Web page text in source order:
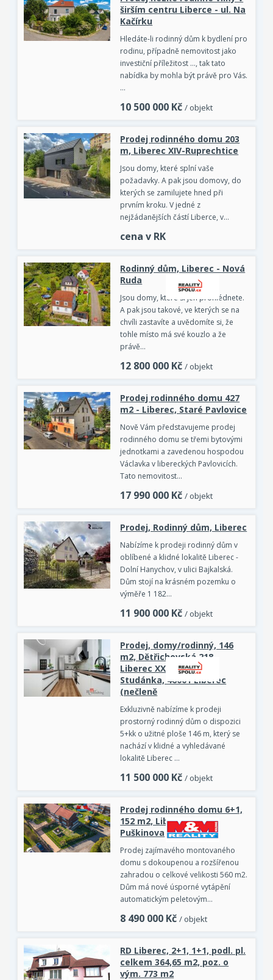
širším centru Liberce - ul. Na
Kačírku
Hledáte-li rodinný dům k bydlení pro
rodinu, případně nemovitost jako
investiční příležitost ..., tak tato
nabídka by mohla být právě pro Vás.
…
10 500 000 Kč / objekt
Prodej rodinného domu 203
m, Liberec XIV-Ruprechtice
Jsou domy, které splní vaše
požadavky. A pak jsou domovy, do
kterých se zamilujete hned při
prvním kroku. V jedné z
nejžádanějších částí Liberce, v…
cena v RK
Rodinný dům, Liberec - Nová
Ruda
Jsou domy, které si jen prohlédnete.
A pak jsou takové, ve kterých se na
chvíli zastavíte a uvědomíte si, že
tohle místo má své kouzlo a že
právě…
12 800 000 Kč / objekt
Prodej rodinného domu 427
m2 - Liberec, Staré Pavlovice
Nově Vám představujeme prodej
rodinného domu se třemi bytovými
jednotkami a zavedenou hospodou
Václavka v libereckých Pavlovicích.
Tato nemovitost…
17 990 000 Kč / objekt
Prodej, Rodinný dům, Liberec
Nabízíme k prodeji rodinný dům v
oblíbené a klidné lokalitě Liberec -
Dolní Hanychov, v ulici Bajkalská.
Dům stojí na krásném pozemku o
výměře 1 182…
11 900 000 Kč / objekt
Prodej, domy/rodinný, 146
m2, Dětřichovská 218,
Liberec XXXI-Krásná
Studánka, 46001 Liberec
(nečleně
Exkluzivně nabízíme k prodeji
prostorný rodinný dům o dispozici
5+kk o užitné ploše 146 m, který se
nachází v klidné a vyhledávané
lokalitě Liberec …
11 500 000 Kč / objekt
Prodej rodinného domu 6+1,
152 m2, Liberec, ul.
Puškinova
Prodej zajímavého montovaného
domu s dokoupenou a rozšířenou
zahradou o celkové velikosti 560 m2.
Dům má nové úsporné vytápění
automatickým peletovým…
8 490 000 Kč / objekt
RD Liberec, 2+1, 1+1, podl. pl.
celkem 364,65 m2, poz. o
vým. 773 m2